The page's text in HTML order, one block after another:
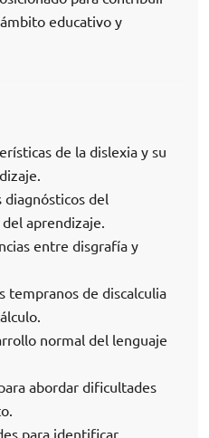
educativo y
de la dislexia y su
del
aprendizaje.
entre disgrafía y
tempranos de discalculia
normal del lenguaje
abordar dificultades
para identificar